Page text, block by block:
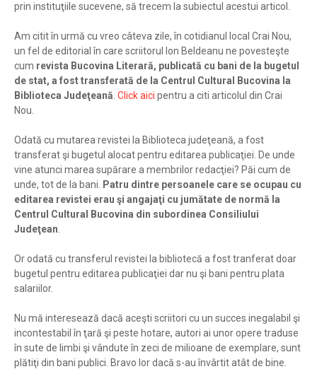
prin instituţiile sucevene, să trecem la subiectul acestui articol.
Am citit în urmă cu vreo câteva zile, în cotidianul local Crai Nou,
un fel de editorial în care scriitorul Ion Beldeanu ne povesteşte
cum revista Bucovina Literară, publicată cu bani de la bugetul
de stat, a fost transferată de la Centrul Cultural Bucovina la
Biblioteca Judeţeană Click aici pentru a citi articolul din Crai
Nou.
Odată cu mutarea revistei la Biblioteca judeţeană, a fost
transferat şi bugetul alocat pentru editarea publicaţiei. De unde
vine atunci marea supărare a membrilor redacţiei? Păi cum de
unde, tot de la bani.
Patru dintre persoanele care se ocupau cu
editarea revistei erau şi angajaţi cu jumătate de normă la
Centrul Cultural Bucovina din subordinea Consiliului
Judeţean
Or odată cu transferul revistei la bibliotecă a fost tranferat doar
bugetul pentru editarea publicaţiei dar nu şi bani pentru plata
salariilor.
Nu mă interesează dacă aceşti scriitori cu un succes inegalabil şi
incontestabil în ţară şi peste hotare, autori ai unor opere traduse
în sute de limbi şi vândute în zeci de milioane de exemplare, sunt
plătiţi din bani publici. Bravo lor dacă s-au învârtit atât de bine.